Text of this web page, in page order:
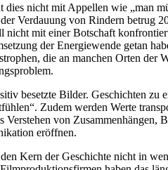
nicht mit Appellen wie „man
Verdauung von Rindern betrug
mit einer Botschaft
der Energiewende getan
die an manchen Orten der
besetzte Bilder. Geschichten zu
Zudem werden Werte
von Zusammenhängen,
eröffnen.
Kern der Geschichte nicht in